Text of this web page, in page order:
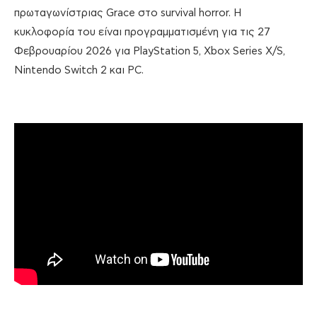
πρωταγωνίστριας Grace στο survival horror. Η
κυκλοφορία του είναι προγραμματισμένη για τις 27
Φεβρουαρίου 2026 για PlayStation 5, Xbox Series X/S,
Nintendo Switch 2 και PC.